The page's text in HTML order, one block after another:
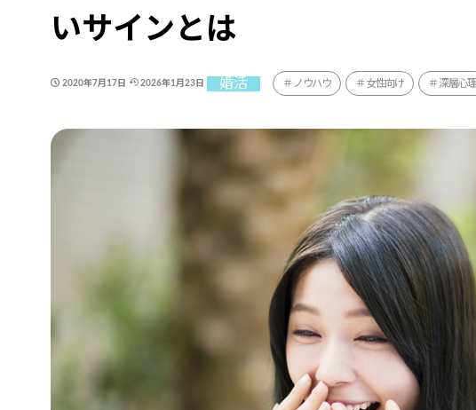
いサインとは
2020年7月17日 2026年1月23日 婚活 ノウハウ 女性向け 深層心理